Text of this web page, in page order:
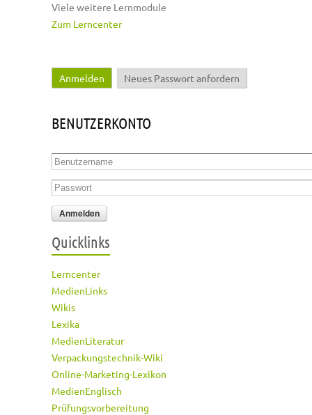
Viele weitere Lernmodule
Zum Lerncenter
Haupt-Reiter
Anmelden (aktiver Reiter)
Neues Passwort anfordern
BENUTZERKONTO
Benutzername
Passwort
Quicklinks
Lerncenter
MedienLinks
Wikis
Lexika
MedienLiteratur
Verpackungstechnik-Wiki
Online-Marketing-Lexikon
MedienEnglisch
Prüfungsvorbereitung